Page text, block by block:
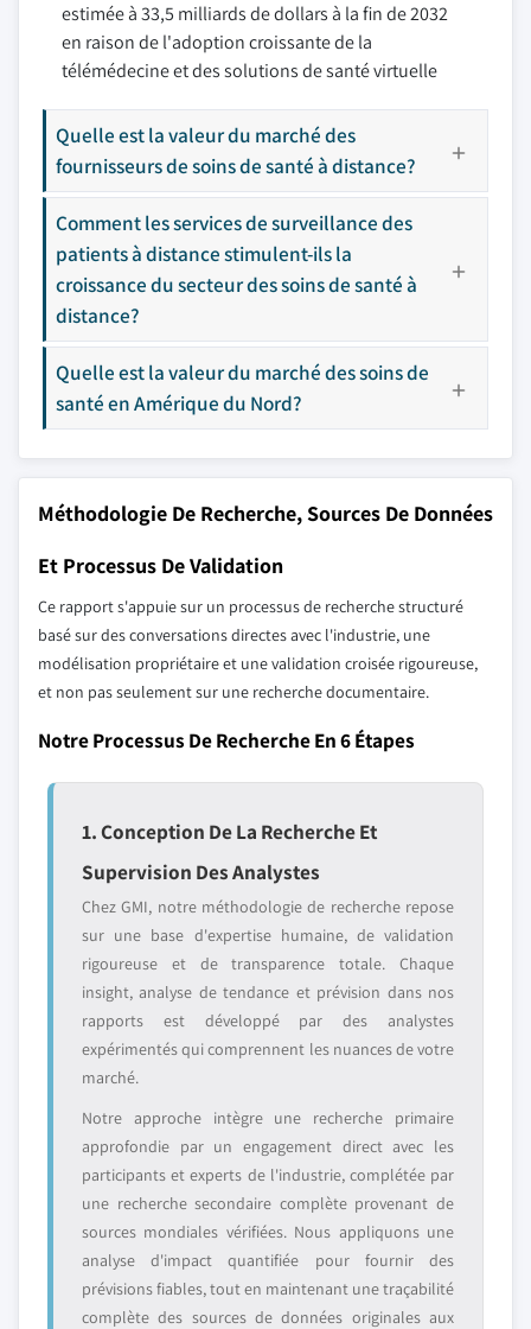
estimée à 33,5 milliards de dollars à la fin de 2032
en raison de l'adoption croissante de la
télémédecine et des solutions de santé virtuelle
Quelle est la valeur du marché des
fournisseurs de soins de santé à distance?
Comment les services de surveillance des
patients à distance stimulent-ils la
croissance du secteur des soins de santé à
distance?
Quelle est la valeur du marché des soins de
santé en Amérique du Nord?
Méthodologie De Recherche, Sources De Données
Et Processus De Validation
Ce rapport s'appuie sur un processus de recherche structuré
basé sur des conversations directes avec l'industrie, une
modélisation propriétaire et une validation croisée rigoureuse,
et non pas seulement sur une recherche documentaire.
Notre Processus De Recherche En 6 Étapes
1. Conception De La Recherche Et
Supervision Des Analystes
Chez GMI, notre méthodologie de recherche repose
sur une base d'expertise humaine, de validation
rigoureuse et de transparence totale. Chaque
insight, analyse de tendance et prévision dans nos
rapports est développé par des analystes
expérimentés qui comprennent les nuances de votre
marché.
Notre approche intègre une recherche primaire
approfondie par un engagement direct avec les
participants et experts de l'industrie, complétée par
une recherche secondaire complète provenant de
sources mondiales vérifiées. Nous appliquons une
analyse d'impact quantifiée pour fournir des
prévisions fiables, tout en maintenant une traçabilité
complète des sources de données originales aux